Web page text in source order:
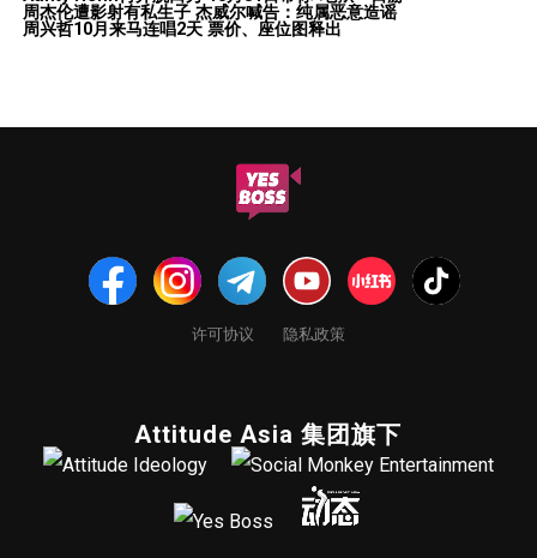
周杰伦遭影射有私生子 杰威尔喊告：纯属恶意造谣
周兴哲10月来马连唱2天 票价、座位图释出
许可协议 隐私政策
Attitude Asia 集团旗下